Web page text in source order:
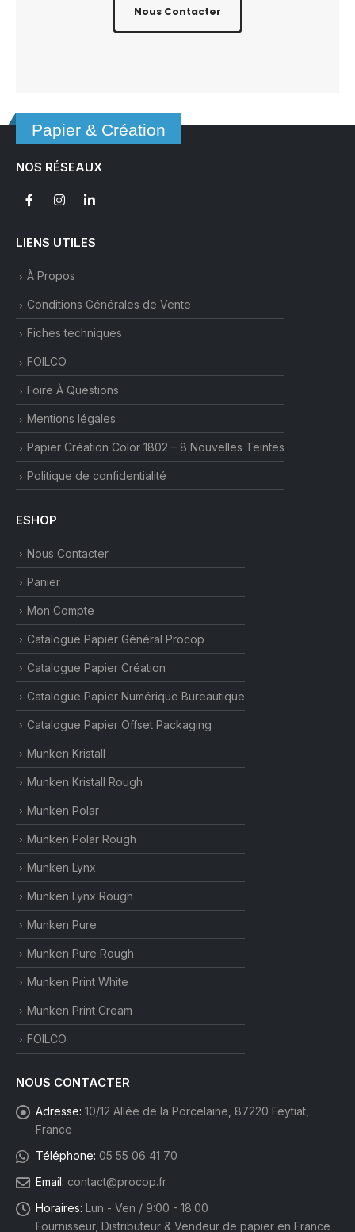
Nous Contacter
Papier & Création
NOS RÉSEAUX
LIENS UTILES
À Propos
Conditions Générales de Vente
Fiches techniques
FOILCO
Foire À Questions
Mentions légales
Papier Création Color 1802 – 8 Nouvelles Teintes
Politique de confidentialité
ESHOP
Nous Contacter
Panier
Mon Compte
Catalogue Papier Général Procop
Catalogue Papier Création
Catalogue Papier Numérique Bureautique
Catalogue Papier Offset Packaging
Munken Kristall
Munken Kristall Rough
Munken Polar
Munken Polar Rough
Munken Lynx
Munken Lynx Rough
Munken Pure
Munken Pure Rough
Munken Print White
Munken Print Cream
FOILCO
NOUS CONTACTER
Adresse: 10/12 Allée de la Porcelaine, 87220 Feytiat,
France
Téléphone: 05 55 06 41 70
Email: contact@procop.fr
Horaires: Lun - Ven / 9:00 - 18:00
Fournisseur, Distributeur & Vendeur de papier en France